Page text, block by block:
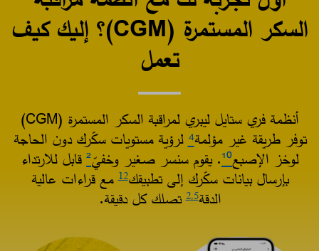
السكر المستمرة (CGM)؟ إليك كيف
تعمل​
أنظمة فري ستايل ليبري لمراقبة السكر المستمرة (CGM)
توفر طريقة غير مؤلمة⁴لرؤية مستويات سكّرك دون الحاجة
لوخز الإصبع¹⁰. يقوم سنسر صغير وخفيّ²قابل للارتداء
بإرسال بيانات سكّرك إلى تطبيقك12مع قراءات عالية
الدقة 2,5 تصلك كل دقيقة.​